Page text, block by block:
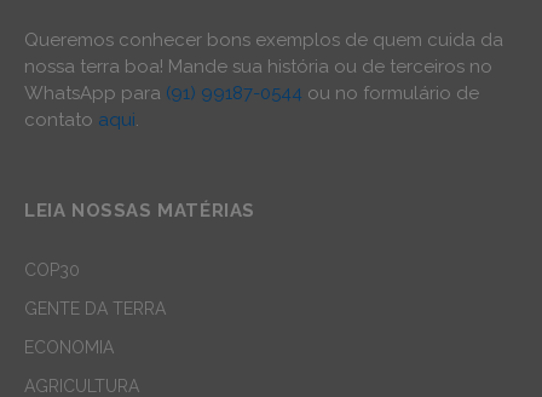
Queremos conhecer bons exemplos de quem cuida da
nossa terra boa! Mande sua história ou de terceiros no
WhatsApp para (91) 99187-0544 ou no formulário de
contato aqui.
LEIA NOSSAS MATÉRIAS
COP30
GENTE DA TERRA
ECONOMIA
AGRICULTURA